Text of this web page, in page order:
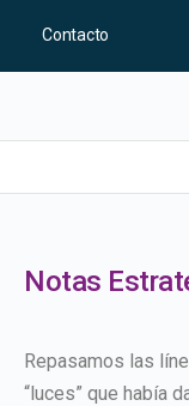
Contacto
Notas
Repasamos las
“luces” que había